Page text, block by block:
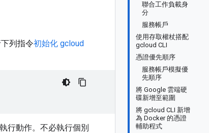
聯合工作負載身
分
服務帳戶
使用存取權杖搭配
gcloud CLI
憑證優先順序
服務帳戶模擬優
先順序
將 Google 雲端硬
碟新增至範圍
將 gcloud CLI 新增
為 Docker 的憑證
輔助程式
列指令初始化 gcloud
行動作。不必執行個別